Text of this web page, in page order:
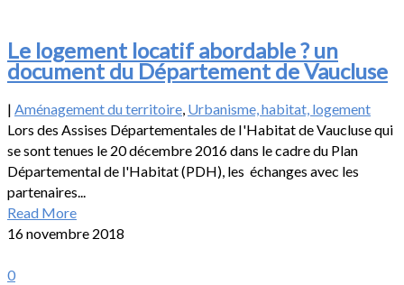
Le logement locatif abordable ? un
document du Département de Vaucluse
| Aménagement du territoire, Urbanisme, habitat, logement
Lors des Assises Départementales de I'Habitat de Vaucluse qui
se sont tenues le 20 décembre 2016 dans le cadre du Plan
Départemental de l'Habitat (PDH), les échanges avec les
partenaires...
Read More
16 novembre 2018
0